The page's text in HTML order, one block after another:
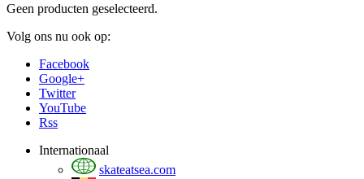
Geen producten geselecteerd.
Volg ons nu ook op:
Facebook
Google+
Twitter
YouTube
Rss
Internationaal
skateatsea.com